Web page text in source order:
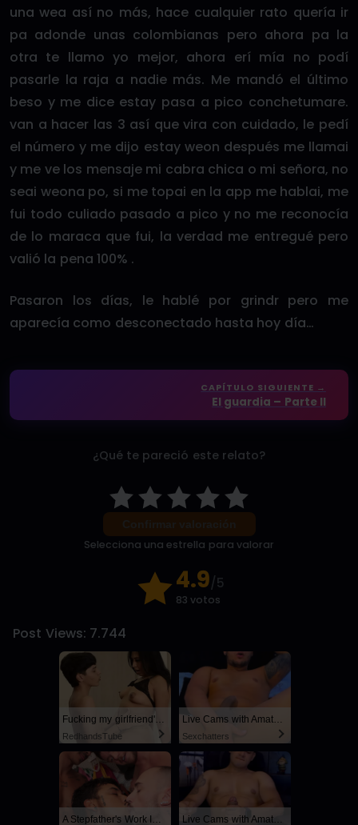
una wea así no más, hace cualquier rato quería ir
pa adonde unas colombianas pero ahora pa la
otra te llamo yo mejor, ahora erí mía no podí
pasarle la raja a nadie más. Me mandó el último
beso y me dice estay pasa a pico conchetumare.
van a hacer las 3 así que vira con cuidado, le pedí
el número y me dijo estay weon después me llamai
y me ve los mensaje mi cabra chica o mi señora, no
seai weona po, si me topai en la app me hablai, me
fui todo culiado pasado a pico y no me reconocía
de lo maraca que fui, la verdad me entregué pero
valió la pena 100% .
Pasaron los días, le hablé por grindr pero me
aparecía como desconectado hasta hoy día…
CAPÍTULO SIGUIENTE →
El guardia – Parte II
¿Qué te pareció este relato?
Selecciona una estrella para valorar
4.9/5
83 votos
Post Views: 7.744
Fucking my girlfriend's hot mommy by mistake
RedhandsTube
Live Cams with Amateur Men
Sexchatters
A Stepfather's Work Is Never Done Live Cams with Amateur Men